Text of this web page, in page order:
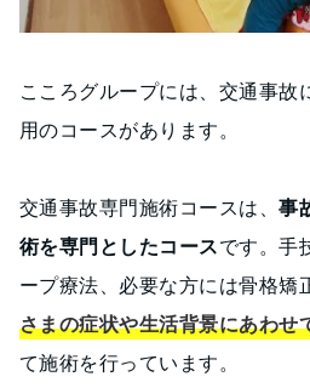
こころグループには、交通事故
用のコースがあります。
交通事故専門施術コースは、事
術を専門としたコースです。手
ープ療法、必要な方には骨格矯
さまの症状や生活背景にあわせ
て施術を行っています。